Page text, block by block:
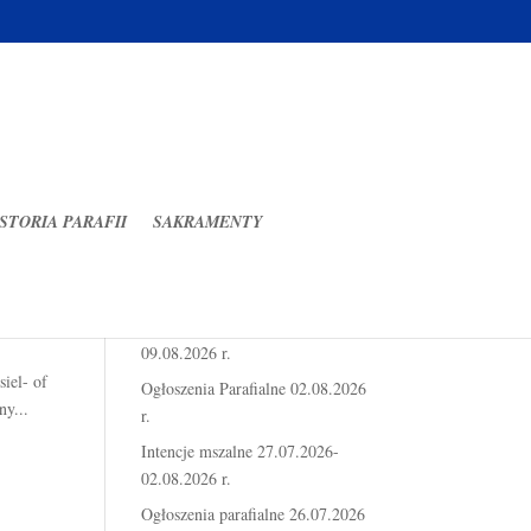
PARAFII SAKRAMENTY
of
09.08.2026 r.
Ogłoszenia Parafialne 02.08.2026
r.
Intencje mszalne 27.07.2026-
02.08.2026 r.
Ogłoszenia parafialne 26.07.2026